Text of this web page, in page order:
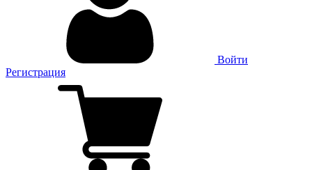
Войти
Регистрация